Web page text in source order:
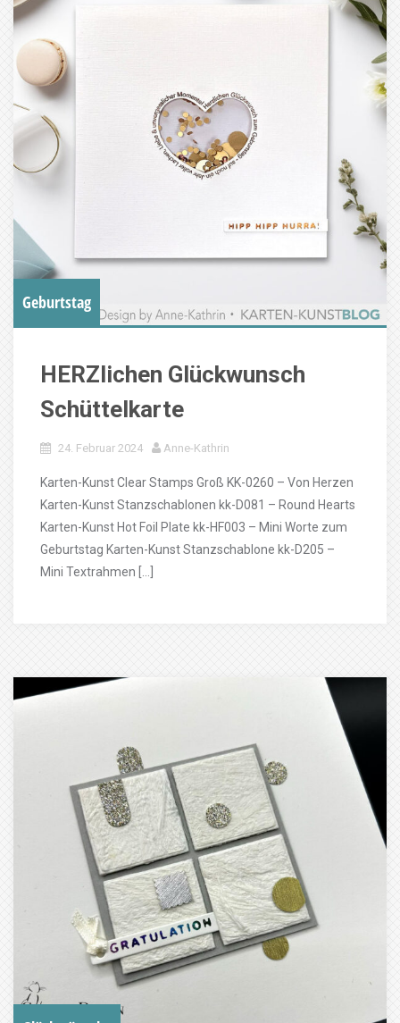
Geburtstag
HERZlichen Glückwunsch
Schüttelkarte
24. Februar 2024 Anne-Kathrin
Karten-Kunst Clear Stamps Groß KK-0260 – Von Herzen
Karten-Kunst Stanzschablonen kk-D081 – Round Hearts
Karten-Kunst Hot Foil Plate kk-HF003 – Mini Worte zum
Geburtstag Karten-Kunst Stanzschablone kk-D205 –
Mini Textrahmen […]